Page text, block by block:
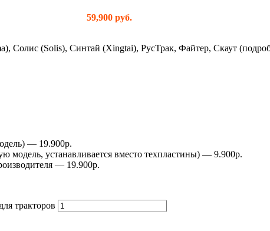
59,900 руб.
(Solis), Синтай (Xingtai), РусТрак, Файтер, Скаут
— 19.900р.
устанавливается вместо техпластины) — 9.900р.
— 19.900р.
тракторов